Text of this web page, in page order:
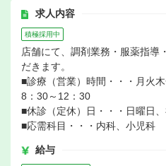
求人内容
積極採用中
店舗にて、調剤業務・服薬指導
だきます。
■診療（営業）時間・・・月火
8：30～12：30
■休診（定休）日・・・日曜日
■応需科目・・・内科、小児科
給与